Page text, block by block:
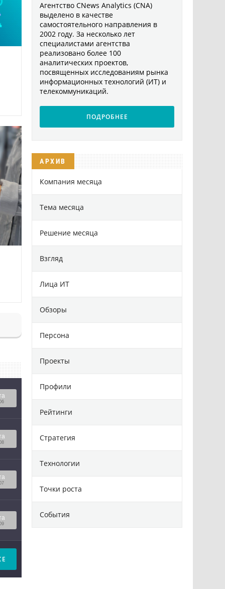
Агентство CNews Analytics (CNA)
выделено в качестве
самостоятельного направления в
2002 году. За несколько лет
специалистами агентства
реализовано более 100
аналитических проектов,
посвященных исследованиям рынка
информационных технологий (ИТ) и
телекоммуникаций.
ПОДРОБНЕЕ
АРХИВ
Компания месяца
Тема месяца
Решение месяца
Взгляд
Лица ИТ
Обзоры
Персона
Проекты
Профили
Рейтинги
Стратегия
Технологии
Точки роста
События